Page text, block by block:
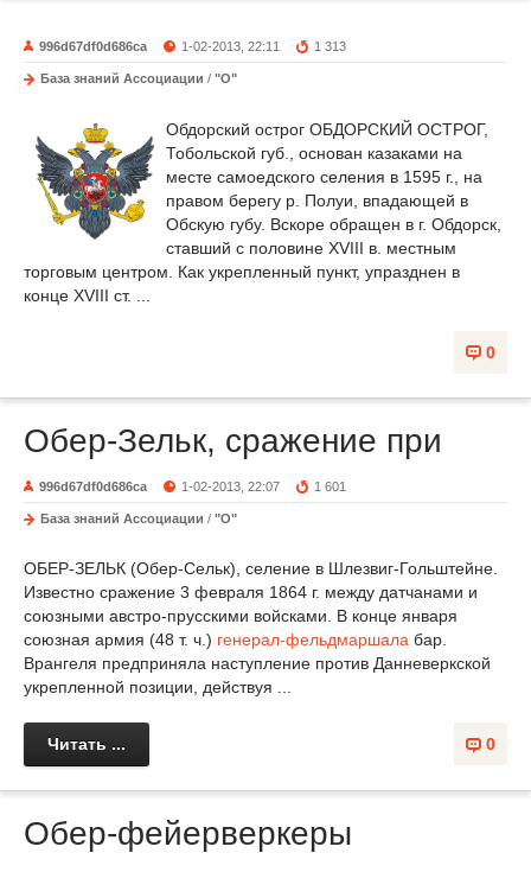
996d67df0d686ca 1-02-2013, 22:11 1 313
База знаний Ассоциации / "О"
Обдорский острог ОБДОРСКИЙ ОСТРОГ,
Тобольской губ., основан казаками на
месте самоедского селения в 1595 г., на
правом берегу р. Полуи, впадающей в
Обскую губу. Вскоре обращен в г. Обдорск,
ставший с половине XVIII в. местным
торговым центром. Как укрепленный пункт, упразднен в
конце XVIII ст. ...
0
Обер-Зельк, сражение при
996d67df0d686ca 1-02-2013, 22:07 1 601
База знаний Ассоциации / "О"
ОБЕР-ЗЕЛЬК (Обер-Сельк), селение в Шлезвиг-Гольштейне.
Известно сражение 3 февраля 1864 г. между датчанами и
союзными австро-прусскими войсками. В конце января
союзная армия (48 т. ч.) генерал-фельдмаршала бар.
Врангеля предприняла наступление против Данневеркской
укрепленной позиции, действуя ...
0
Читать ...
Обер-фейерверкеры